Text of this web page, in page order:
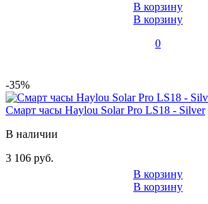
В корзину
В корзину
0
-35%
Смарт часы Haylou Solar Pro LS18 - Silver
В наличии
3 106 руб.
В корзину
В корзину